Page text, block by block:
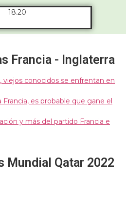
18.20
Francia - Inglaterra
viejos conocidos se enfrentan en
es probable que gane el
y más del partido Francia e
Mundial Qatar 2022